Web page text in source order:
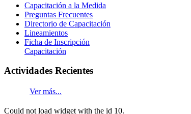
Capacitación a la Medida
Preguntas Frecuentes
Directorio de Capacitación
Lineamientos
Ficha de Inscripción
Capacitación
Actividades Recientes
Ver más...
Could not load widget with the id 10.